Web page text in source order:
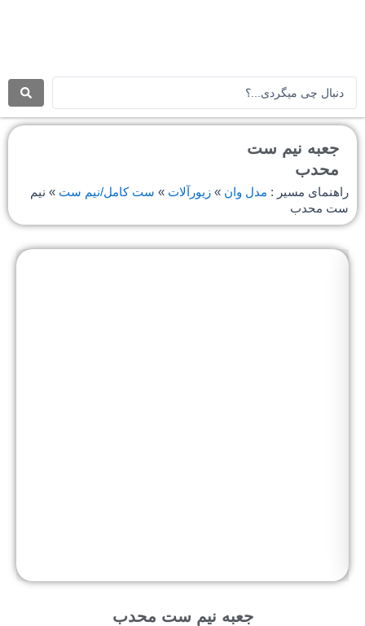
.
.
جعبه نیم ست
محدب
راهنمای مسیر : مدل وان » زیورآلات » ست کامل/نیم ست » نیم
ست محدب
جعبه نیم ست محدب